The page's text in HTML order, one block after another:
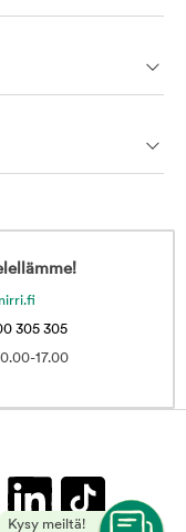
Kysy meiltä!
305 305
17.00